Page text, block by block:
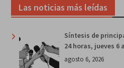
Las noticias más leídas
Síntesis de
24 horas, jueves 6
agosto 6, 2026